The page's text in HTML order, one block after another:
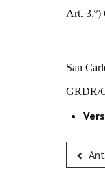
Art. 3.º)
San
GRDR/